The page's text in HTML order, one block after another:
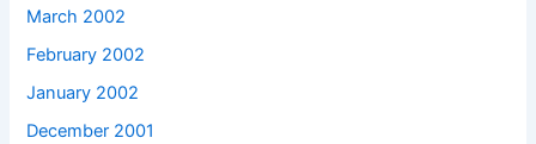
March 2002
February 2002
January 2002
December 2001